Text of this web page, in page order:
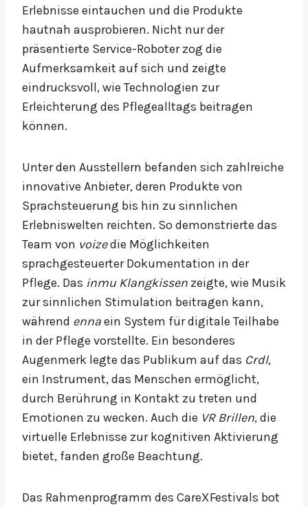
Erlebnisse eintauchen und die Produkte
hautnah ausprobieren. Nicht nur der
präsentierte Service-Roboter zog die
Aufmerksamkeit auf sich und zeigte
eindrucksvoll, wie Technologien zur
Erleichterung des Pflegealltags beitragen
können.
Unter den Ausstellern befanden sich zahlreiche
innovative Anbieter, deren Produkte von
Sprachsteuerung bis hin zu sinnlichen
Erlebniswelten reichten. So demonstrierte das
Team von voizedie Möglichkeiten
sprachgesteuerter Dokumentation in der
Pflege. Das inmu Klangkissen zeigte, wie Musik
zur sinnlichen Stimulation beitragen kann,
während ennaein System für digitale Teilhabe
in der Pflege vorstellte. Ein besonderes
Augenmerk legte das Publikum auf das Crdl,
ein Instrument, das Menschen ermöglicht,
durch Berührung in Kontakt zu treten und
Emotionen zu wecken. Auch die VR Brillen, die
virtuelle Erlebnisse zur kognitiven Aktivierung
bietet, fanden große Beachtung.
Das Rahmenprogramm des CareXFestivals bot